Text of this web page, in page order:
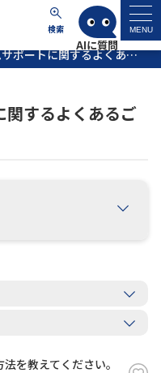
検索 MENU
ジ
サービス名から探す : OCNプレミアムサポートに関するよくあるご質問
関するよくあるご
を教えてください。